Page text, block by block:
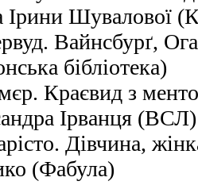
Ірини Шувалової
Вайнсбурґ,
бібліотека)
Краєвид з
Ірванця (ВСЛ)
Дівчина,
(Фабула)